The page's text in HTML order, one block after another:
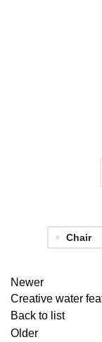
Chair
Newer
Creative water
Back to list
Older